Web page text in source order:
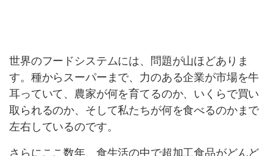
世界のフードシステムには、問題が山ほどありま
す。種からスーパーまで、力のある企業が市場を牛
耳っていて、農家が何を育てるのか、いくらで買い
取られるのか、そして私たちが何を食べるのかまで
左右しているのです。
さらにここ数年、食生活の中で超加工食品がどんど